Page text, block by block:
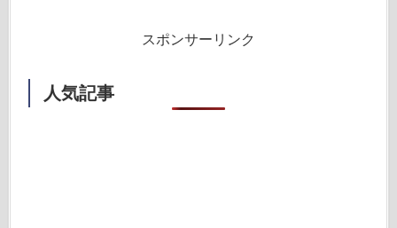
スポンサーリンク
人気記事